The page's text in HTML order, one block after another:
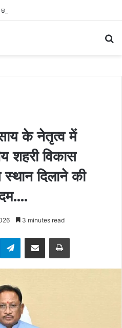
के नेतृत्व में
शहरी विकास
दिलाने की
3 minutes read
TelegramShare via Email Print